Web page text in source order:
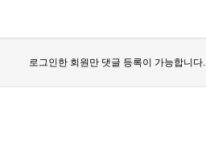
로그인한 회원만 댓글 등록이 가능합니다.